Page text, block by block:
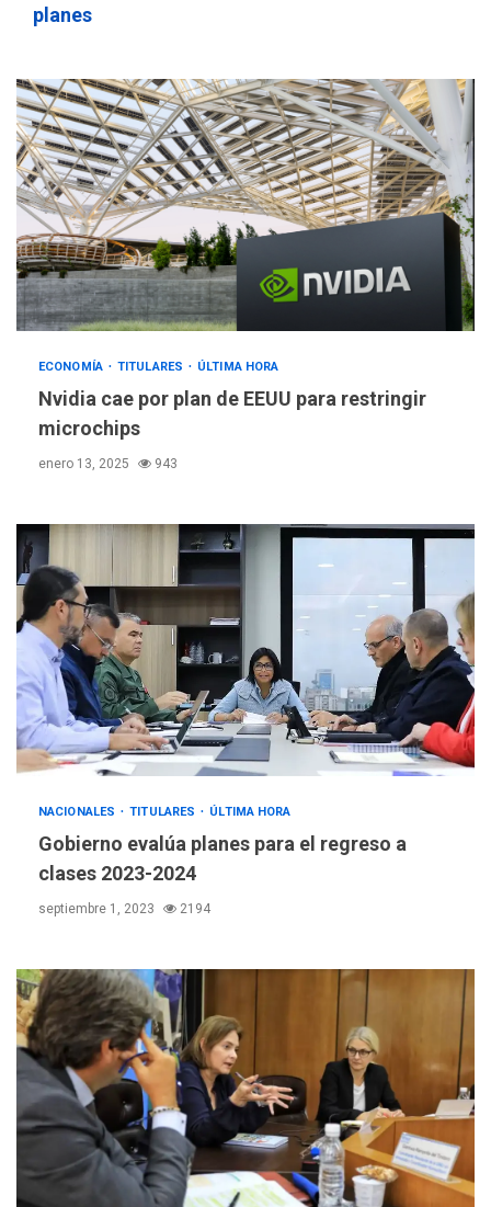
planes
ECONOMÍA TITULARES ÚLTIMA HORA
Nvidia cae por plan de EEUU para restringir
microchips
enero 13, 2025 943
NACIONALES TITULARES ÚLTIMA HORA
Gobierno evalúa planes para el regreso a
clases 2023-2024
septiembre 1, 2023 2194